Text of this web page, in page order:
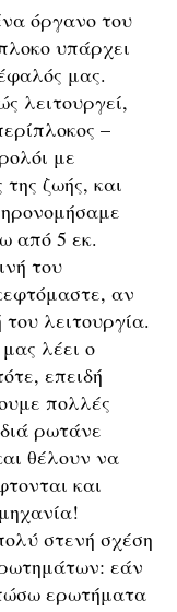
όργανο του
υπάρχει
μας.
λειτουργεί,
–
με
ζωής, και
από 5 εκ.
του
αν
λειτουργία.
λέει ο
επειδή
πολλές
ρωτάνε
θέλουν να
και
στενή σχέση
εάν
ερωτήματα